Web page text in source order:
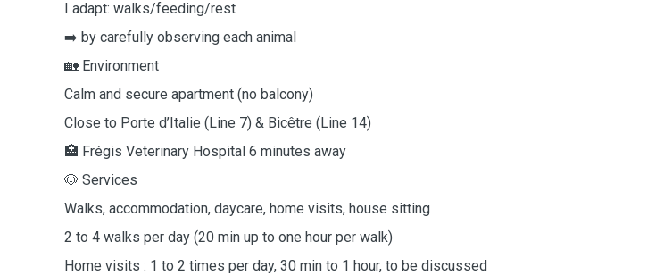
I adapt: walks/feeding/rest
➡️ by carefully observing each animal
🏡 Environment
Calm and secure apartment (no balcony)
Close to Porte d’Italie (Line 7) & Bicêtre (Line 14)
🏥 Frégis Veterinary Hospital 6 minutes away
🐶 Services
Walks, accommodation, daycare, home visits, house sitting
2 to 4 walks per day (20 min up to one hour per walk)
Home visits : 1 to 2 times per day, 30 min to 1 hour, to be discussed